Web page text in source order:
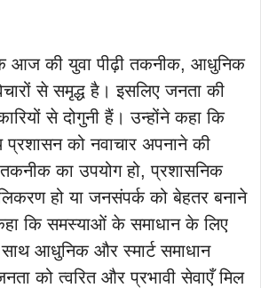
आज की युवा पीढ़ी तकनीक, आधुनिक
से समृद्ध है। इसलिए जनता की
से दोगुनी हैं। उन्होंने कहा कि
को नवाचार अपनाने की
का उपयोग हो, प्रशासनिक
हो या जनसंपर्क को बेहतर बनाने
कि समस्याओं के समाधान के लिए
आधुनिक और स्मार्ट समाधान
को त्वरित और प्रभावी सेवाएँ मिल